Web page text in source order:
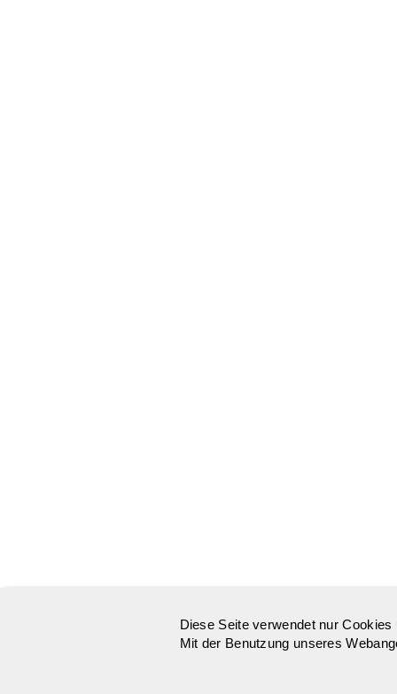
Diese Seite verwendet nur
Mit der Benutzung unseres